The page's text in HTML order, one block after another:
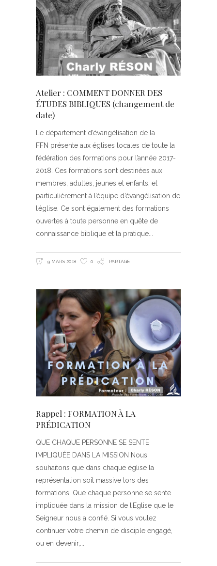
Atelier : COMMENT DONNER DES
ÉTUDES BIBLIQUES (changement de
date)
Le département d’évangélisation de la
FFN présente aux églises locales de toute la
fédération des formations pour l’année 2017-
2018. Ces formations sont destinées aux
membres, adultes, jeunes et enfants, et
particulièrement à l’équipe d’évangélisation de
l’église. Ce sont également des formations
ouvertes à toute personne en quête de
connaissance biblique et la pratique
9 MARS 2018 0 PARTAGE
Rappel : FORMATION À LA
PRÉDICATION
QUE CHAQUE PERSONNE SE SENTE
IMPLIQUÉE DANS LA MISSION Nous
souhaitons que dans chaque église la
représentation soit massive lors des
formations. Que chaque personne se sente
impliquée dans la mission de l’Eglise que le
Seigneur nous a confié. Si vous voulez
continuer votre chemin de disciple engagé,
ou en devenir,